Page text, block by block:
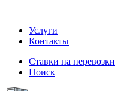
Услуги
Контакты
Ставки на перевозки
Поиск